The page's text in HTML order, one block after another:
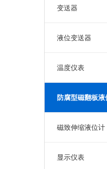
变送器
液位变送器
温度仪表
防腐型磁翻板液
磁致伸缩液位计
显示仪表